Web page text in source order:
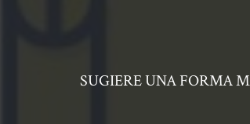
SUGIERE UNA FORMA